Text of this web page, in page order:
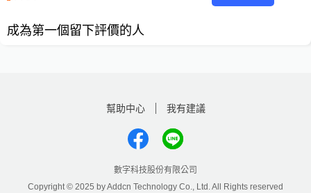
成為第一個留下評價的人
幫助中心 我有建議
數字科技股份有限公司
Copyright © 2025 by Addcn Technology Co., Ltd. All Rights reserved